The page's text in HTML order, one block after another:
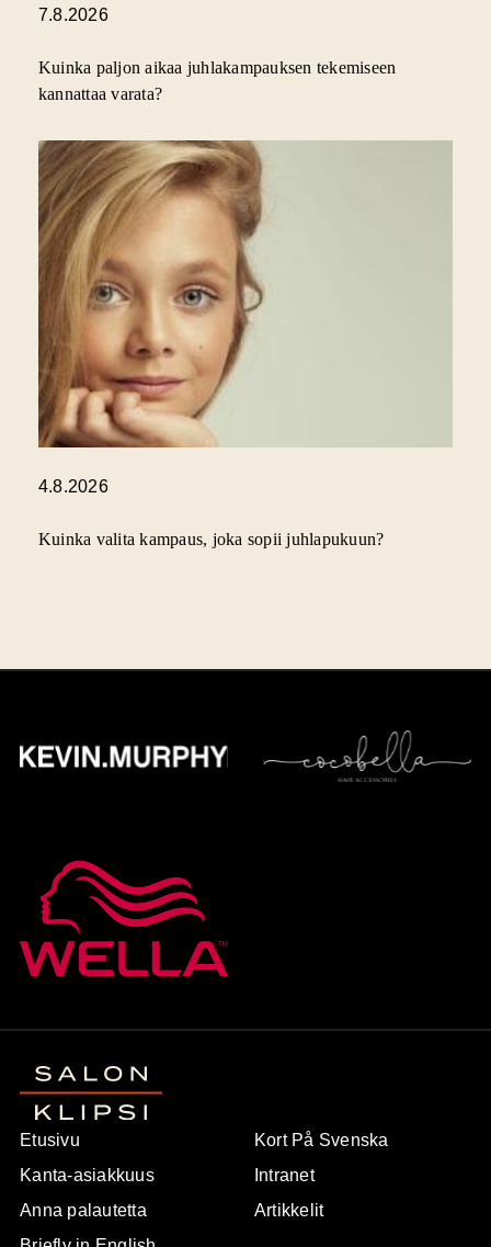
7.8.2026
Kuinka paljon aikaa juhlakampauksen tekemiseen
kannattaa varata?
4.8.2026
Kuinka valita kampaus, joka sopii juhlapukuun?
Etusivu
Kanta-asiakkuus
Anna palautetta
Kort På Svenska
Intranet
Artikkelit